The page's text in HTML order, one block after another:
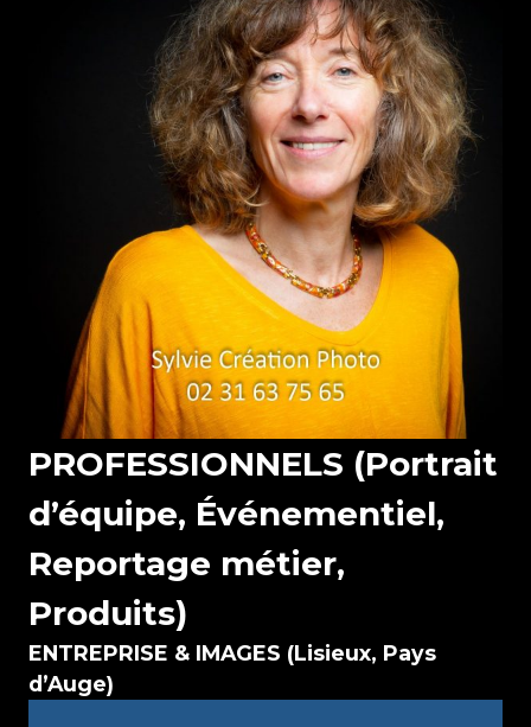
PROFESSIONNELS (Portrait
d’équipe, Événementiel,
Reportage métier,
Produits)
ENTREPRISE & IMAGES (Lisieux, Pays
d’Auge)